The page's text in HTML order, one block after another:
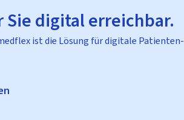
digital erreichbar.
ist die Lösung für digitale Patienten-